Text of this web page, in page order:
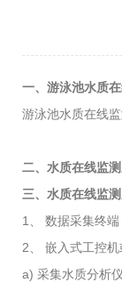
一、游泳池水质
游泳池水质在线
二、水质在线监
三、水质在线监
1、 数据采集终
2、 嵌入式工控
a) 采集水质分析